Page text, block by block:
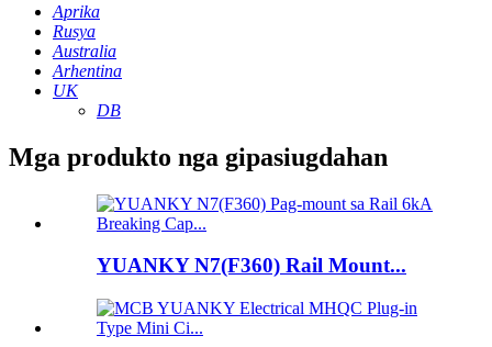
Aprika
Rusya
Australia
Arhentina
UK
DB
Mga produkto nga gipasiugdahan
YUANKY N7(F360) Rail Mount...